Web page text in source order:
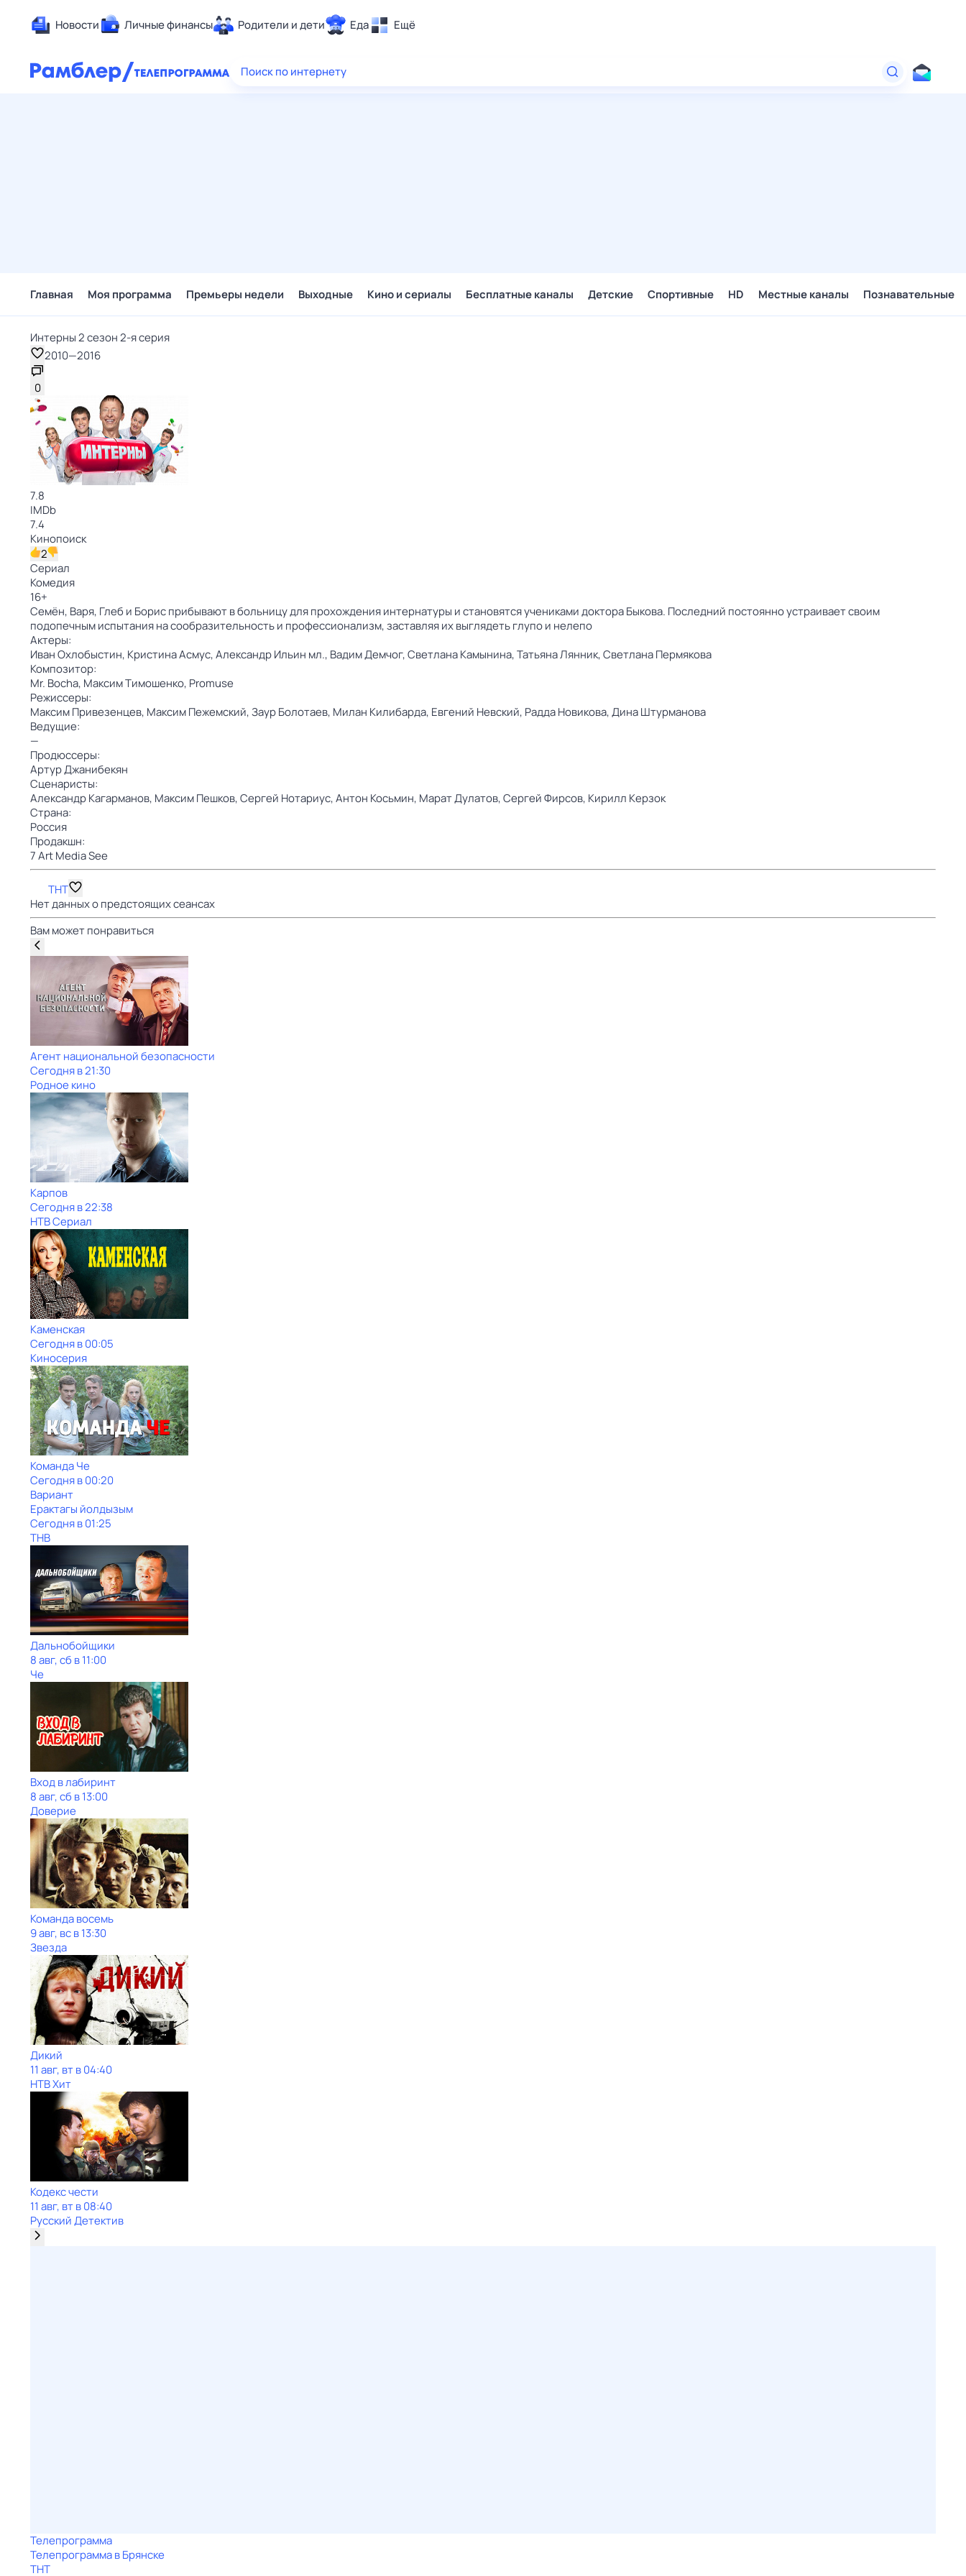
Новости Личные финансы Родители и дети Еда Ещё
Здоровье
Поиск по интернету
Главная Моя программа Премьеры недели Выходные Кино и сериалы Бесплатные каналы Детские Спортивные HD Местные каналы Познавательные
Интерны 2 сезон 2-я серия
2010—2016
0
7.8
IMDb
7.4
Кинопоиск
2
Сериал
Комедия
16+
Семён, Варя, Глеб и Борис прибывают в больницу для прохождения интернатуры и становятся учениками доктора Быкова. Последний постоянно устраивает своим
подопечным испытания на сообразительность и профессионализм, заставляя их выглядеть глупо и нелепо
Актеры:
Иван Охлобыстин, Кристина Асмус,Александр Ильин мл., Вадим Демчог,Светлана Камынина,Татьяна Лянник,Светлана Пермякова
Композитор:
Mr. Bocha, Максим Тимошенко, Promuse
Режиссеры:
Максим Привезенцев, Максим Пежемский,Заур Болотаев, Милан Килибарда, Евгений Невский, Радда Новикова,Дина Штурманова
Ведущие:
—
Продюссеры:
Артур Джанибекян
Сценаристы:
Александр Кагарманов, Максим Пешков,Сергей Нотариус,Антон Косьмин, Марат Дулатов,Сергей Фирсов, Кирилл Керзок
Страна:
Россия
Продакшн:
7 Art Media See
ТНТ
Нет данных о предстоящих сеансах
Вам может понравиться
Агент национальной безопасности
Сегодня в 21:30
Родное кино
Карпов
Сегодня в 22:38
НТВ Сериал
Каменская
Сегодня в 00:05
Киносерия
Команда Че
Сегодня в 00:20
Вариант
Ерактагы йолдызым
Сегодня в 01:25
ТНВ
Дальнобойщики
8 авг, сб в 11:00
Че
Вход в лабиринт
8 авг, сб в 13:00
Доверие
Команда восемь
9 авг, вс в 13:30
Звезда
Дикий
11 авг, вт в 04:40
НТВ Хит
Кодекс чести
11 авг, вт в 08:40
Русский Детектив
Телепрограмма
Телепрограмма в Брянске
ТНТ